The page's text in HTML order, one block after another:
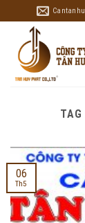
to
content
06
Th5